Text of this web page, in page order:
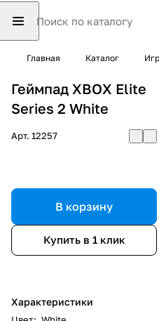
Главная Каталог
Геймпад XBOX Elite
Series 2 White
Арт. 12257
В корзину
Купить в 1 клик
Характеристики